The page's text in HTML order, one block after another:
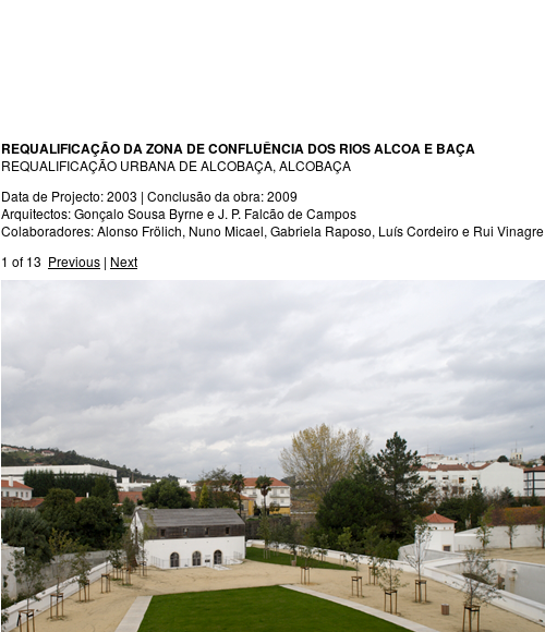
REQUALIFICAÇÃO DA ZONA DE CONFLUÊNCIA DOS RIOS ALCOA E BAÇA
REQUALIFICAÇÃO URBANA DE ALCOBAÇA, ALCOBAÇA
Data de Projecto: 2003 | Conclusão da obra: 2009
Arquitectos: Gonçalo Sousa Byrne e J. P. Falcão de Campos
Colaboradores: Alonso Frölich, Nuno Micael, Gabriela Raposo, Luís Cordeiro e Rui Vinagre
1 of 13 Previous | Next